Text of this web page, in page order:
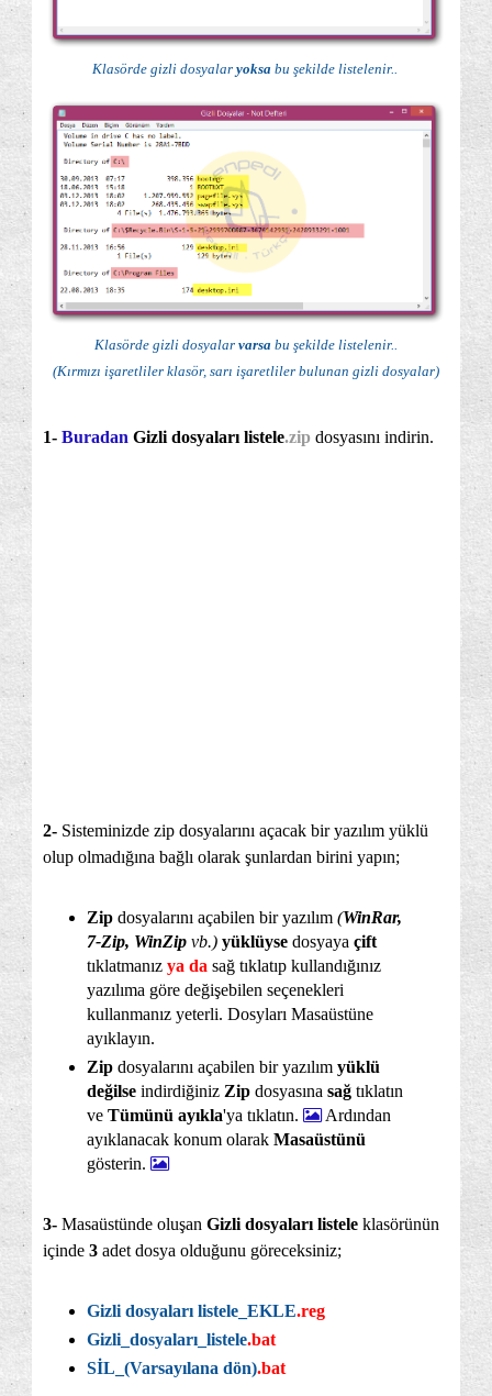
Klasörde gizli dosyalar yoksa bu şekilde listelenir..
Klasörde gizli dosyalar varsa bu şekilde listelenir..
(Kırmızı işaretliler klasör, sarı işaretliler bulunan gizli dosyalar)
1- Buradan Gizli dosyaları listele.zip dosyasını indirin.
2- Sisteminizde zip dosyalarını açacak bir yazılım yüklü
olup olmadığına bağlı olarak şunlardan birini yapın;
Zip dosyalarını açabilen bir yazılım (WinRar,
7-Zip, WinZip vb.) yüklüyse dosyaya çift
tıklatmanız ya da sağ tıklatıp kullandığınız
yazılıma göre değişebilen seçenekleri
kullanmanız yeterli. Dosyları Masaüstüne
ayıklayın.
Zip dosyalarını açabilen bir yazılım yüklü
değilse indirdiğiniz Zip dosyasına sağ tıklatın
ve Tümünü ayıkla'ya tıklatın.
Ardından
ayıklanacak konum olarak Masaüstünü
gösterin.
3- Masaüstünde oluşan Gizli dosyaları listele klasörünün
içinde 3 adet dosya olduğunu göreceksiniz;
Gizli dosyaları listele_EKLE.reg
Gizli_dosyaları_listele.bat
SİL_(Varsayılana dön).bat